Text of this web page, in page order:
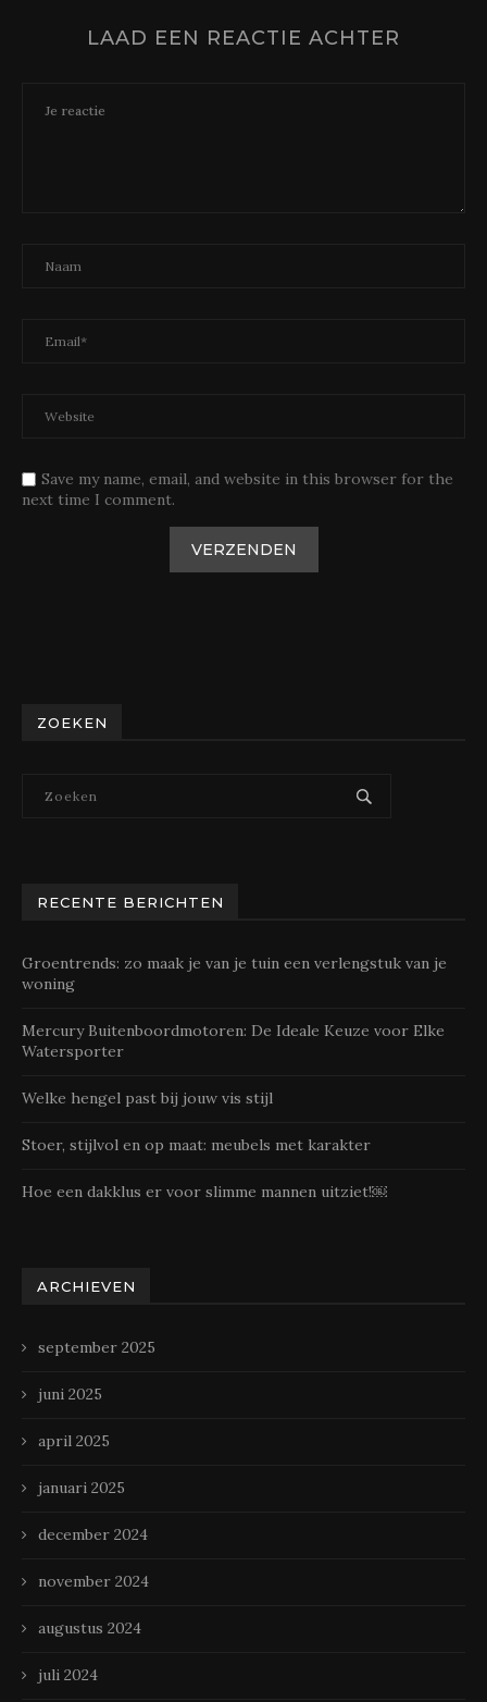
LAAD EEN REACTIE ACHTER
Save my name, email, and website in this browser for the
next time I comment.
ZOEKEN
RECENTE BERICHTEN
Groentrends: zo maak je van je tuin een verlengstuk van je
woning
Mercury Buitenboordmotoren: De Ideale Keuze voor Elke
Watersporter
Welke hengel past bij jouw vis stijl
Stoer, stijlvol en op maat: meubels met karakter
Hoe een dakklus er voor slimme mannen uitziet!￼
ARCHIEVEN
september 2025
juni 2025
april 2025
januari 2025
december 2024
november 2024
augustus 2024
juli 2024